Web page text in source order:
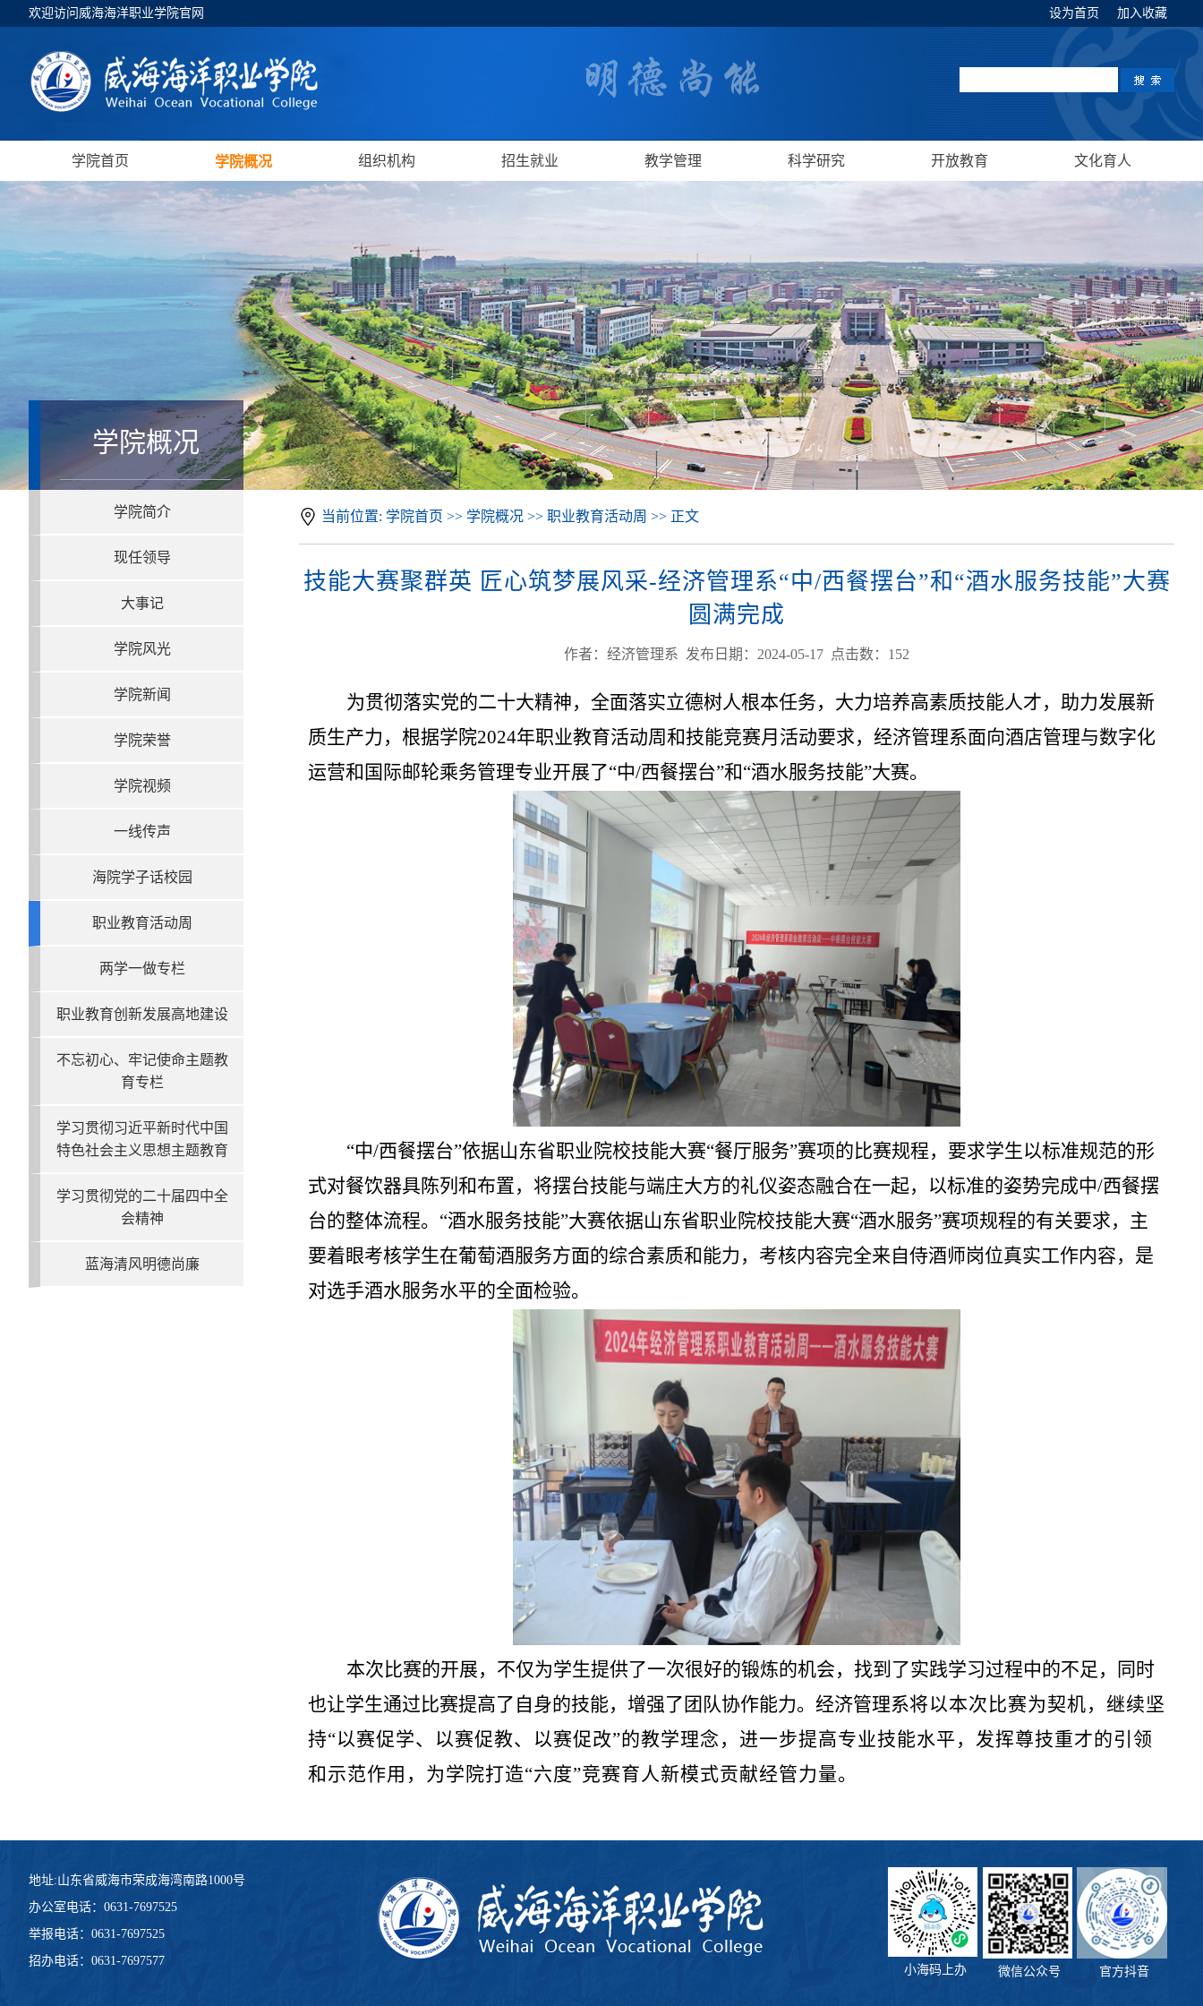
欢迎访问威海海洋职业学院官网 设为首页 加入收藏
学院首页 学院概况 组织机构 招生就业 教学管理 科学研究 开放教育 文化育人
学院概况
学院简介
现任领导
大事记
学院风光
学院新闻
学院荣誉
学院视频
一线传声
海院学子话校园
职业教育活动周
两学一做专栏
职业教育创新发展高地建设
不忘初心、牢记使命主题教
育专栏
学习贯彻习近平新时代中国
特色社会主义思想主题教育
学习贯彻党的二十届四中全
会精神
蓝海清风明德尚廉
当前位置: 学院首页 >> 学院概况 >> 职业教育活动周 >> 正文
技能大赛聚群英 匠心筑梦展风采-经济管理系“中/西餐摆台”和“酒水服务技能”大赛
圆满完成
作者：经济管理系 发布日期：2024-05-17 点击数： 152
为贯彻落实党的二十大精神，全面落实立德树人根本任务，大力培养高素质技能人才，助力发展新
质生产力，根据学院2024年职业教育活动周和技能竞赛月活动要求，经济管理系面向酒店管理与数字化
运营和国际邮轮乘务管理专业开展了“中/西餐摆台”和“酒水服务技能”大赛。
“中/西餐摆台”依据山东省职业院校技能大赛“餐厅服务”赛项的比赛规程， 要求学生以标准规范的形
式对餐饮器具陈列和布置，将摆台技能与端庄大方的礼仪姿态融合在一起，以标准的姿势完成中/西餐摆
台的整体流程。“酒水服务技能”大赛依据山东省职业院校技能大赛“酒水服务”赛项规程的有关要求，主
要着眼考核学生在葡萄酒服务方面的综合素质和能力，考核内容完全来自侍酒师岗位真实工作内容，是
对选手酒水服务水平的全面检验。
本次比赛的开展，不仅为学生提供了一次很好的锻炼的机会，找到了实践学习过程中的不足，同时
也让学生通过比赛提高了自身的技能，增强了团队协作能力。经济管理系将以本次比赛为契机，继续坚
持“以赛促学、以赛促教、以赛促改”的教学理念，进一步提高专业技能水平，发挥尊技重才的引领
和示范作用，为学院打造“六度”竞赛育人新模式贡献经管力量。
地址:山东省威海市荣成海湾南路1000号
办公室电话：0631-7697525
举报电话：0631-7697525
招办电话：0631-7697577
小海码上办 微信公众号 官方抖音